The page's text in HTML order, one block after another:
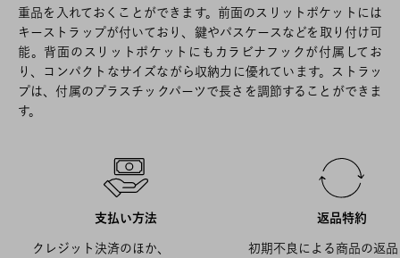
重品を入れておくことができます。前面のスリットポケットには
キーストラップが付いており、鍵やパスケースなどを取り付け可
能。背面のスリットポケットにもカラビナフックが付属してお
り、コンパクトなサイズながら収納力に優れています。ストラッ
プは、付属のプラスチックパーツで長さを調節することができま
す。
支払い方法
クレジット決済のほか、
返品特約
初期不良による商品の返